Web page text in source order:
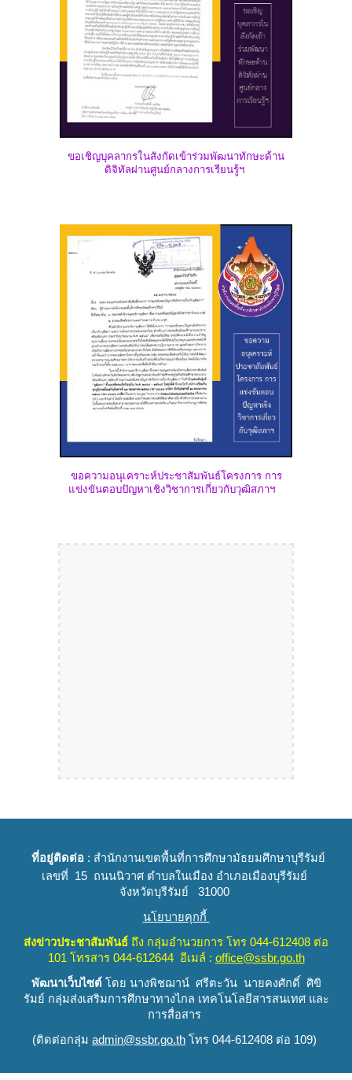
ขอเชิญบุคลากรในสังกัดเข้าร่วมพัฒนาทักษะด้าน
ดิจิทัลผ่านศูนย์กลางการเรียนรู้ฯ
ขอความอนุเคราะห์ประชาสัมพันธ์โครงการ การ
แข่งขันตอบปัญหาเชิงวิชาการเกี่ยวกับวุฒิสภาฯ
ที่อยู่ติดต่อ : สำนักงานเขตพื้นที่การศึกษามัธยมศึกษาบุรีรัมย์
เลขที่ 15 ถนนนิวาศ ตำบลในเมือง อำเภอเมืองบุรีรัมย์
จังหวัดบุรีรัมย์ 31000
นโยบายคุกกี้
ส่งข่าวประชาสัมพันธ์ ถึง กลุ่มอำนวยการ โทร 044-612408 ต่อ
101 โทรสาร 044-612644 อีเมล์ : office@ssbr.go.th
พัฒนาเว็บไซต์ โดย นางพิชฌาน์ ศรีตะวัน นายคงศักดิ์ ศิขิ
รัมย์ กลุ่มส่งเสริมการศึกษาทางไกล เทคโนโลยีสารสนเทศ และ
การสื่อสาร
(ติดต่อกลุ่ม admin@ssbr.go.th โทร 044-612408 ต่อ 109)